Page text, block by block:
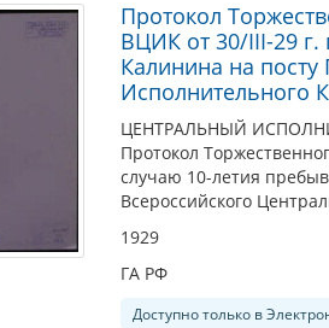
Протокол
ВЦИК от 30/III-29
Калинина на посту
Исполнительного
ЦЕНТРАЛЬНЫЙ
Протокол
случаю 10-летия
Всероссийского
1929
ГА РФ
Доступно только в